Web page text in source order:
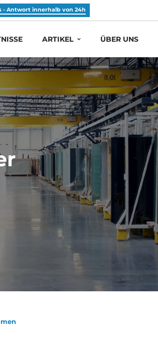
- Antwort innerhalb von 24h
ARTIKEL ÜBER UNS